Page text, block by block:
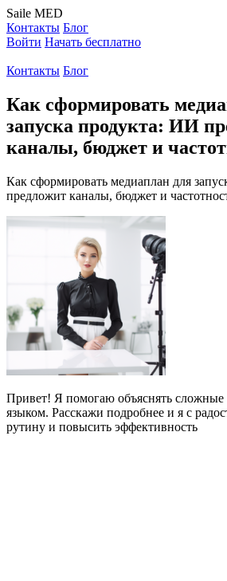
Saile MED
Контакты Блог
Войти Начать бесплатно
Контакты Блог
Как сформировать
запуска продукта: ИИ
каналы, бюджет и
Как сформировать медиаплан для
предложит каналы, бюджет и
Привет! Я помогаю объяснять
языком. Расскажи подробнее и я с
рутину и повысить эффективность